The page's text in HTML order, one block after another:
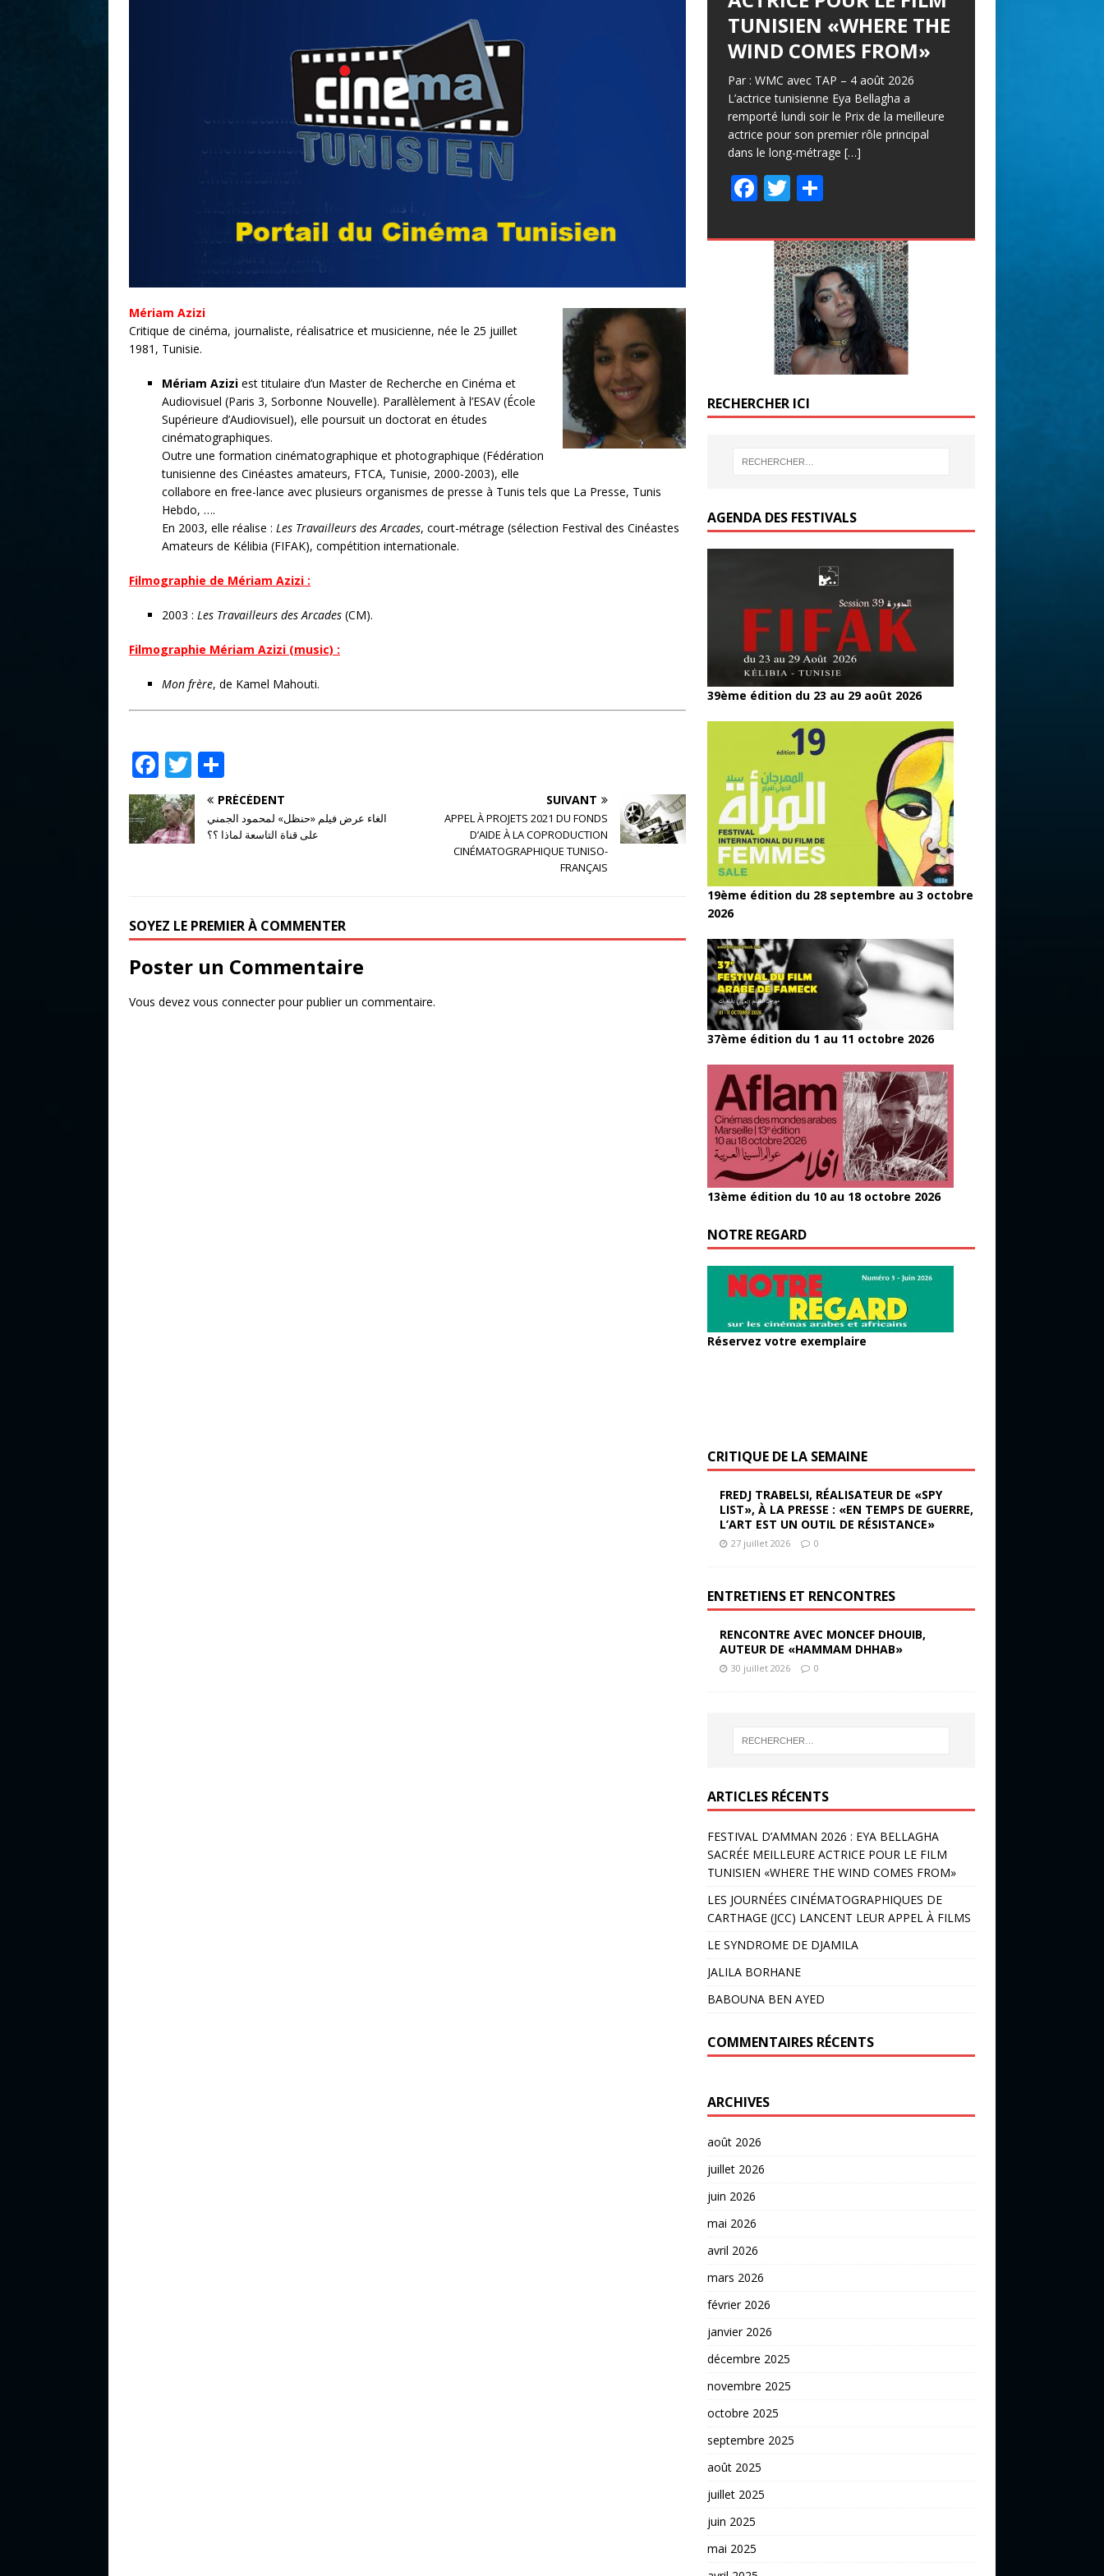
Mériam Azizi
Critique de cinéma, journaliste, réalisatrice et musicienne, née le 25 juillet
1981, Tunisie.
Mériam Azizi est titulaire d’un Master de Recherche en Cinéma et
Audiovisuel (Paris 3, Sorbonne Nouvelle). Parallèlement à l’ESAV (École
Supérieure d’Audiovisuel), elle poursuit un doctorat en études
cinématographiques.
Outre une formation cinématographique et photographique (Fédération
tunisienne des Cinéastes amateurs, FTCA, Tunisie, 2000-2003), elle
collabore en free-lance avec plusieurs organismes de presse à Tunis tels que La Presse, Tunis
Hebdo, ….
En 2003, elle réalise : Les Travailleurs des Arcades, court-métrage (sélection Festival des Cinéastes
Amateurs de Kélibia (FIFAK), compétition internationale.
Filmographie de Mériam Azizi :
2003 : Les Travailleurs des Arcades (CM).
Filmographie Mériam Azizi (music) :
Mon frère, de Kamel Mahouti.
F
a
c
e
o
k
T
w
it
te
ar
ta
g
PRÉCÉDENT
الغاء عرض فيلم «حنظل» لمحمود الجمني
على قناة التاسعة لماذا ؟؟
SUIVANT
APPEL À PROJETS 2021 DU FONDS
D’AIDE À LA COPRODUCTION
CINÉMATOGRAPHIQUE TUNISO-
FRANÇAIS
SOYEZ LE PREMIER À COMMENTER
Poster un Commentaire
Vous devez vous connecterpour publier un commentaire.
TUNISIEN «WHERE THE
WIND COMES FROM»
Par : WMC avec TAP – 4 août 2026
L’actrice tunisienne Eya Bellagha a
remporté lundi soir le Prix de la meilleure
actrice pour son premier rôle principal
dans le long-métrage […]
F
e
T
itt
er
P
ta
g
er
RECHERCHER ICI
AGENDA DES FESTIVALS
39ème édition du 23 au 29 août 2026
19ème édition du 28 septembre au 3 octobre
2026
37ème édition du 1 au 11 octobre 2026
13ème édition du 10 au 18 octobre 2026
NOTRE REGARD
Réservez votre exemplaire
CRITIQUE DE LA SEMAINE
FREDJ TRABELSI, RÉALISATEUR DE «SPY
LIST», À LA PRESSE : «EN TEMPS DE GUERRE,
L’ART EST UN OUTIL DE RÉSISTANCE»
27 juillet 2026 0
ENTRETIENS ET RENCONTRES
RENCONTRE AVEC MONCEF DHOUIB,
AUTEUR DE «HAMMAM DHHAB»
30 juillet 2026 0
ARTICLES RÉCENTS
FESTIVAL D’AMMAN 2026 : EYA BELLAGHA
SACRÉE MEILLEURE ACTRICE POUR LE FILM
TUNISIEN «WHERE THE WIND COMES FROM»
LES JOURNÉES CINÉMATOGRAPHIQUES DE
CARTHAGE (JCC) LANCENT LEUR APPEL À FILMS
LE SYNDROME DE DJAMILA
JALILA BORHANE
BABOUNA BEN AYED
COMMENTAIRES RÉCENTS
ARCHIVES
août 2026
juillet 2026
juin 2026
mai 2026
avril 2026
mars 2026
février 2026
janvier 2026
décembre 2025
novembre 2025
octobre 2025
septembre 2025
août 2025
juillet 2025
juin 2025
mai 2025